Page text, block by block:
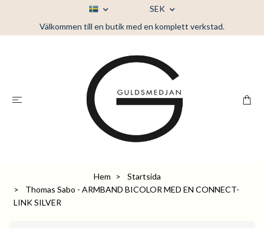
SEK
Välkommen till en butik med en komplett verkstad.
Hem
Startsida
Thomas Sabo - ARMBAND BICOLOR MED EN CONNECT-
LINK SILVER